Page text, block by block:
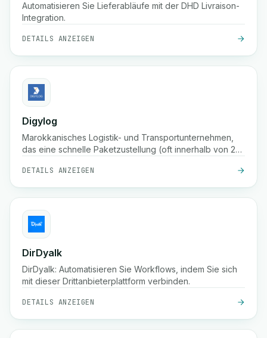
Automatisieren Sie Lieferabläufe mit der DHD Livraison-
Integration.
DETAILS ANZEIGEN
Digylog
Marokkanisches Logistik- und Transportunternehmen,
das eine schnelle Paketzustellung (oft innerhalb von 24
und eine breite Abdeckung in Hunderten von Städten in
Marokko anbietet
DETAILS ANZEIGEN
DirDyalk
DirDyalk: Automatisieren Sie Workflows, indem Sie sich
mit dieser Drittanbieterplattform verbinden.
DETAILS ANZEIGEN